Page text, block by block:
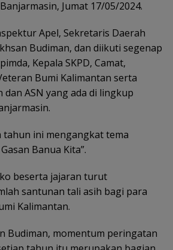
Jumat 17/05/2024.
Apel, Sekretaris Daerah
Budiman, dan diikuti segenap
Kepala SKPD, Camat,
Bumi Kalimantan serta
ASN yang ada di lingkup
ini mengangkat tema
Banua Kita”.
beserta jajaran turut
santunan tali asih bagi para
Kalimantan.
Budiman, momentum peringatan